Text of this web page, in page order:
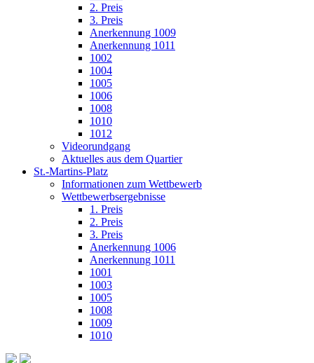
2. Preis
3. Preis
Anerkennung 1009
Anerkennung 1011
1002
1004
1005
1006
1008
1010
1012
Videorundgang
Aktuelles aus dem Quartier
St.-Martins-Platz
Informationen zum Wettbewerb
Wettbewerbsergebnisse
1. Preis
2. Preis
3. Preis
Anerkennung 1006
Anerkennung 1011
1001
1003
1005
1008
1009
1010